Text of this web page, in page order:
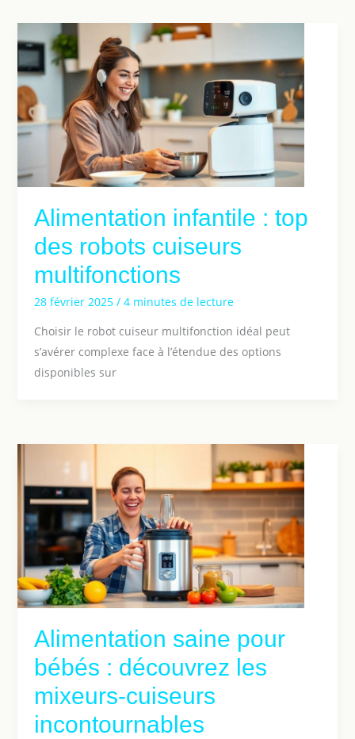
Alimentation infantile : top
des robots cuiseurs
multifonctions
28 février 2025 / 4 minutes de lecture
Choisir le robot cuiseur multifonction idéal peut
s’avérer complexe face à l’étendue des options
disponibles sur
Alimentation saine pour
bébés : découvrez les
mixeurs-cuiseurs
incontournables